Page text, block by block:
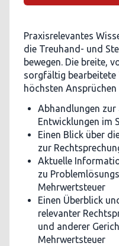
Praxisrelevantes
die Treuhand- und
bewegen. Die breite,
sorgfältig
höchsten Ansprüchen
Abhandlungen zur
Entwicklungen im
Einen Blick über
zur
Aktuelle
zu
Mehrwertsteuer
Einen Überblick
relevanter
und anderer
Mehrwertsteuer